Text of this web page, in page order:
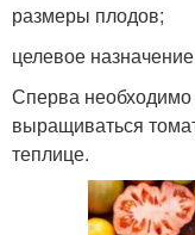
размеры плодов;
целевое
Сперва необходимо
выращиваться
теплице.